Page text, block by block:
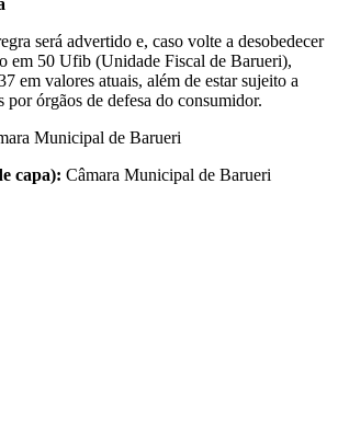
será advertido e, caso volte a desobedecer
em 50 Ufib (Unidade Fiscal de Barueri),
em valores atuais, além de estar sujeito a
por órgãos de defesa do consumidor.
Municipal de Barueri
capa): Câmara Municipal de Barueri